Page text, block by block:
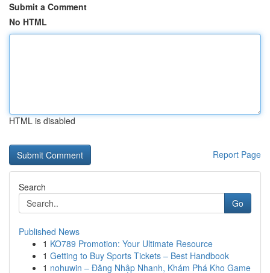
Submit a Comment
No HTML
HTML is disabled
Report Page
Search
Go
Published News
1 KO789 Promotion: Your Ultimate Resource
1 Getting to Buy Sports Tickets – Best Handbook
1 nohuwin – Đăng Nhập Nhanh, Khám Phá Kho Game